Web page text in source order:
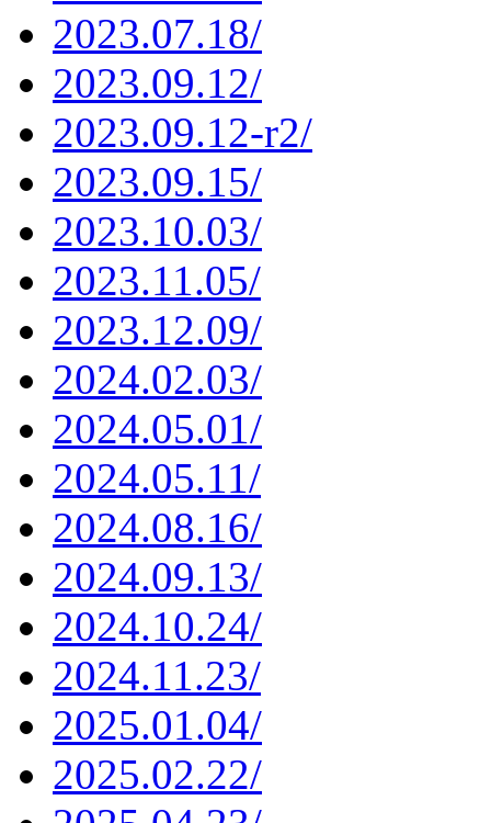
2023.07.18/
2023.09.12/
2023.09.12-r2/
2023.09.15/
2023.10.03/
2023.11.05/
2023.12.09/
2024.02.03/
2024.05.01/
2024.05.11/
2024.08.16/
2024.09.13/
2024.10.24/
2024.11.23/
2025.01.04/
2025.02.22/